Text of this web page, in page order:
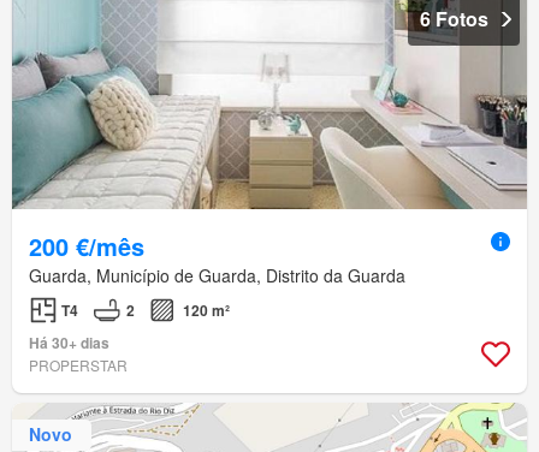
6 Fotos
200 €/mês
Guarda, Município de Guarda, Distrito da Guarda
T4 2
120 m²
Há 30+ dias
PROPERSTAR
Novo